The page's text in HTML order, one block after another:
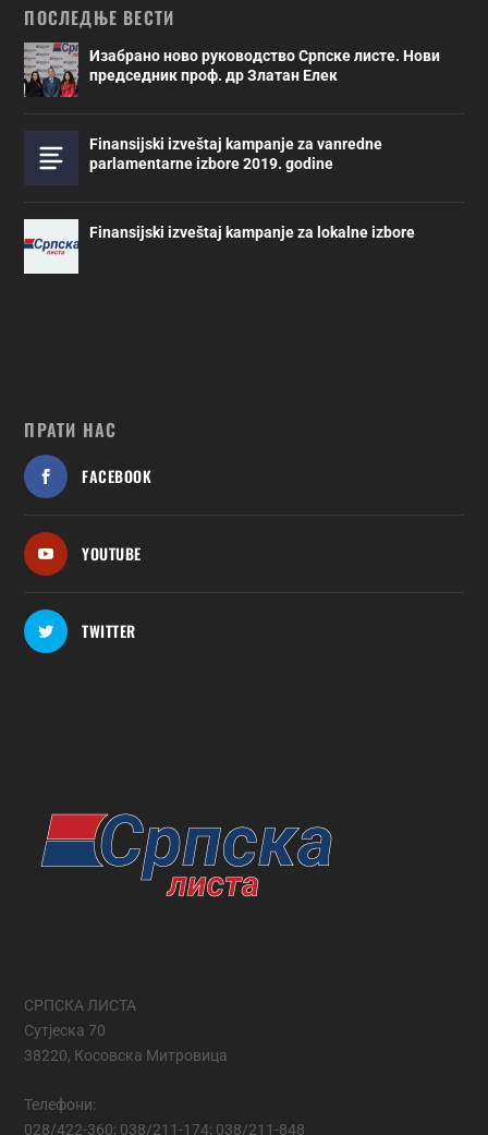
ПОСЛЕДЊЕ ВЕСТИ
Изабрано ново руководство Српске листе. Нови
председник проф. др Златан Елек
Finansijski izveštaj kampanje za vanredne
parlamentarne izbore 2019. godine
Finansijski izveštaj kampanje za lokalne izbore
ПРАТИ НАС
FACEBOOK
YOUTUBE
TWITTER
СРПСКА ЛИСТА
Сутјеска 70
38220, Косовска Митровица
Телефони:
028/422-360; 038/211-174; 038/211-848